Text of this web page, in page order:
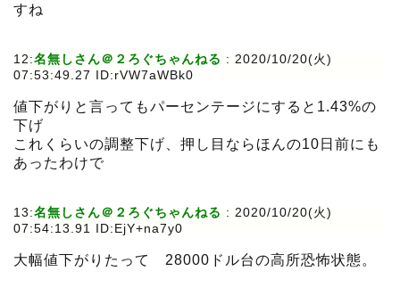
すね
12:名無しさん＠２ろぐちゃんねる : 2020/10/20(火)
07:53:49.27 ID:rVW7aWBk0
値下がりと言ってもパーセンテージにすると1.43%の
下げ
これくらいの調整下げ、押し目ならほんの10日前にも
あったわけで
13:名無しさん＠２ろぐちゃんねる : 2020/10/20(火)
07:54:13.91 ID:EjY+na7y0
大幅値下がりたって 28000ドル台の高所恐怖状態。